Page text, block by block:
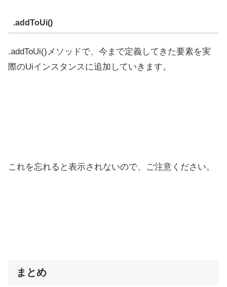
.addToUi()
.addToUi()メソッドで、今まで定義してきた要素を実
際のUiインスタンスに追加していきます。
これを忘れると表示されないので、ご注意ください。
まとめ